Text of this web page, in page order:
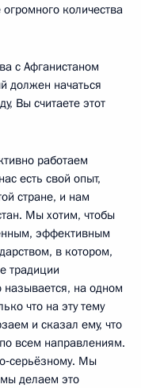
количества
с Афганистаном
должен начаться
Вы считаете этот
работаем
есть свой опыт,
стране, и нам
Мы хотим, чтобы
эффективным
в котором,
традиции
называется, на одном
что на эту тему
и сказал ему, что
всем направлениям.
Мы
делаем это